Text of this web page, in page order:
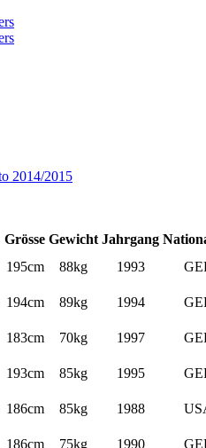
Grösse Gewicht Jahrgang
195cm 88kg 1993
194cm 89kg 1994
183cm 70kg 1997
193cm 85kg 1995
186cm 85kg 1988
186cm 75kg 1990